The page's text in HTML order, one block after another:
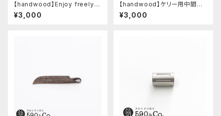
【handwood】Enjoy freely
前軸・滑り止め(ステンレス)
¥3,000
【handwood】ケリー用中間パ
ーツ/カスタムグリップ (多条/ス
テンレス)
¥3,000